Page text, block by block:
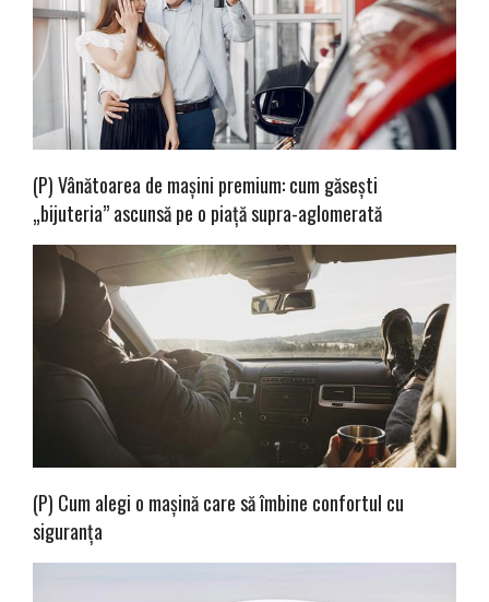
(P) Vânătoarea de mașini premium: cum găsești
„bijuteria” ascunsă pe o piață supra-aglomerată
(P) Cum alegi o mașină care să îmbine confortul cu
siguranța